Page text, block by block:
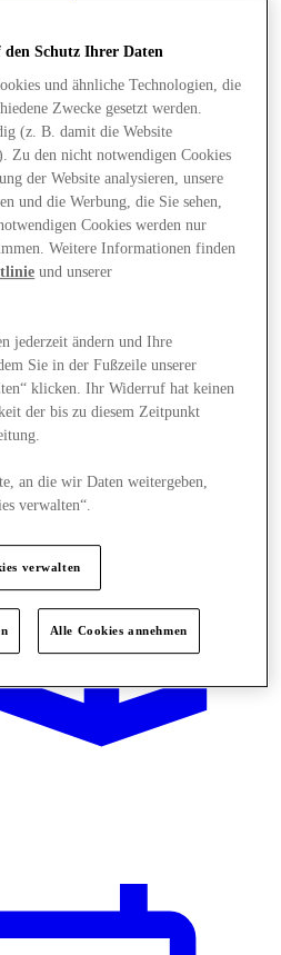
Schutz Ihrer Daten
und ähnliche Technologien, die
Zwecke gesetzt werden.
(z. B. damit die Website
Zu den nicht notwendigen Cookies
der Website analysieren, unsere
und die Werbung, die Sie sehen,
Cookies werden nur
Weitere Informationen finden
und unserer
jederzeit ändern und Ihre
Sie in der Fußzeile unserer
klicken. Ihr Widerruf hat keinen
der bis zu diesem Zeitpunkt
an die wir Daten weitergeben,
verwalten“.
verwalten
Alle Cookies annehmen